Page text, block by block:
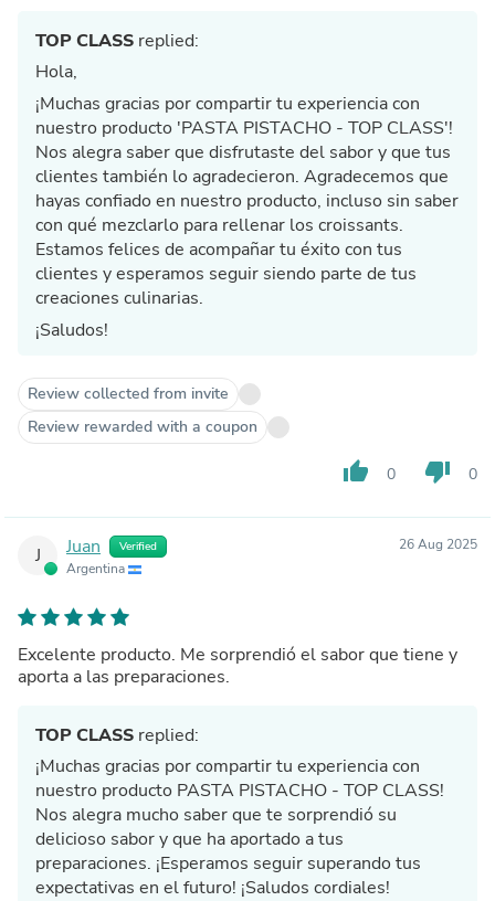
TOP CLASS replied:
Hola,
¡Muchas gracias por compartir tu experiencia con
nuestro producto 'PASTA PISTACHO - TOP CLASS'!
Nos alegra saber que disfrutaste del sabor y que tus
clientes también lo agradecieron. Agradecemos que
hayas confiado en nuestro producto, incluso sin saber
con qué mezclarlo para rellenar los croissants.
Estamos felices de acompañar tu éxito con tus
clientes y esperamos seguir siendo parte de tus
creaciones culinarias.
¡Saludos!
Review collected from invite
Review rewarded with a coupon
thumb_up 0 thumb_down 0
J Juan Verified
Argentina
26 Aug 2025
Excelente producto. Me sorprendió el sabor que tiene y
aporta a las preparaciones.
TOP CLASS replied:
¡Muchas gracias por compartir tu experiencia con
nuestro producto PASTA PISTACHO - TOP CLASS!
Nos alegra mucho saber que te sorprendió su
delicioso sabor y que ha aportado a tus
preparaciones. ¡Esperamos seguir superando tus
expectativas en el futuro! ¡Saludos cordiales!